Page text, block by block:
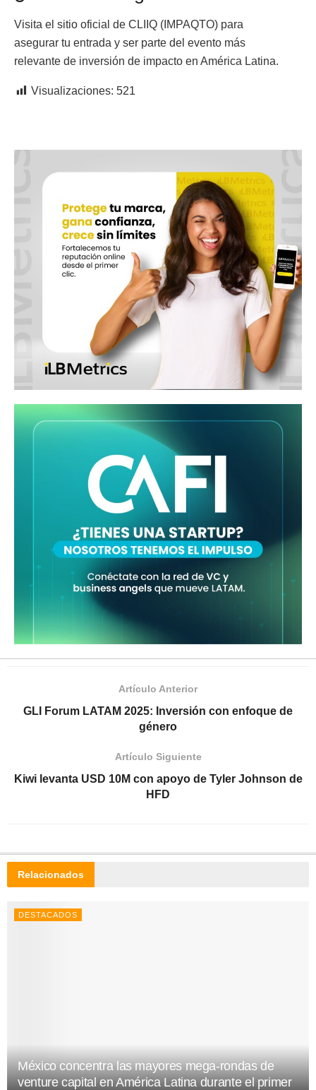
Visita el sitio oficial de CLIIQ (IMPAQTO) para
asegurar tu entrada y ser parte del evento más
relevante de inversión de impacto en América Latina.
Visualizaciones: 521
Artículo Anterior
GLI Forum LATAM 2025: Inversión con enfoque de
género
Artículo Siguiente
Kiwi levanta USD 10M con apoyo de Tyler Johnson de
HFD
Relacionados
DESTACADOS
México concentra las mayores mega-rondas de
venture capital en América Latina durante el primer